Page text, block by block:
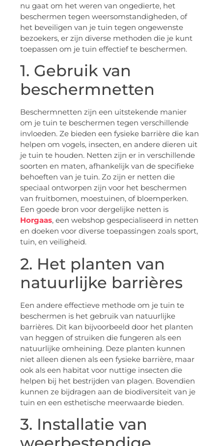
nu gaat om het weren van ongedierte, het
beschermen tegen weersomstandigheden, of
het beveiligen van je tuin tegen ongewenste
bezoekers, er zijn diverse methoden die je kunt
toepassen om je tuin effectief te beschermen.
1. Gebruik van
beschermnetten
Beschermnetten zijn een uitstekende manier
om je tuin te beschermen tegen verschillende
invloeden. Ze bieden een fysieke barrière die kan
helpen om vogels, insecten, en andere dieren uit
je tuin te houden. Netten zijn er in verschillende
soorten en maten, afhankelijk van de specifieke
behoeften van je tuin. Zo zijn er netten die
speciaal ontworpen zijn voor het beschermen
van fruitbomen, moestuinen, of bloemperken.
Een goede bron voor dergelijke netten is
Horgaas, een webshop gespecialiseerd in netten
en doeken voor diverse toepassingen zoals sport,
tuin, en veiligheid.
2. Het planten van
natuurlijke barrières
Een andere effectieve methode om je tuin te
beschermen is het gebruik van natuurlijke
barrières. Dit kan bijvoorbeeld door het planten
van heggen of struiken die fungeren als een
natuurlijke omheining. Deze planten kunnen
niet alleen dienen als een fysieke barrière, maar
ook als een habitat voor nuttige insecten die
helpen bij het bestrijden van plagen. Bovendien
kunnen ze bijdragen aan de biodiversiteit van je
tuin en een esthetische meerwaarde bieden.
3. Installatie van